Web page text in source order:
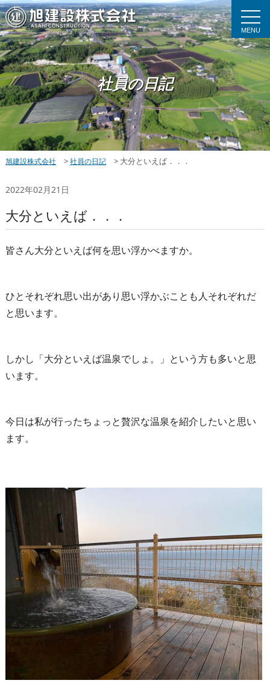
MENU
社員の日記
旭建設株式会社 > 社員の日記 > 大分といえば．．．
2022年02月21日
大分といえば．．．
皆さん大分といえば何を思い浮かべますか。
ひとそれぞれ思い出があり思い浮かぶことも人それぞれだ
と思います。
しかし「大分といえば温泉でしょ。」という方も多いと思
います。
今日は私が行ったちょっと贅沢な温泉を紹介したいと思い
ます。